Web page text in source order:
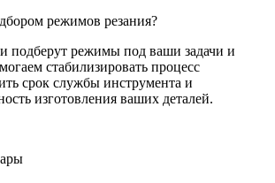
режимов резания?
подберут режимы под ваши задачи и
стабилизировать процесс
срок службы инструмента и
изготовления ваших деталей.